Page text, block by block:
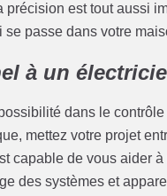
précision est tout aussi
passe dans votre
à un
dans le
mettez votre projet
capable de vous aider
des systèmes et